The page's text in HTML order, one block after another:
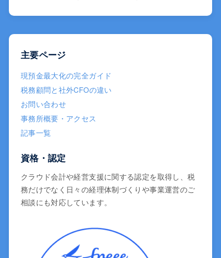
主要ページ
現預金最大化の完全ガイド
税務顧問と社外CFOの違い
お問い合わせ
事務所概要・アクセス
記事一覧
資格・認定
クラウド会計や経営支援に関する認定を取得し、税
務だけでなく日々の経理体制づくりや事業運営のご
相談にも対応しています。